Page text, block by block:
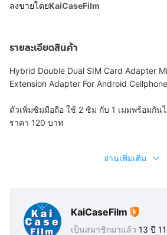
ลงขายโดยKaiCaseFilm
รายละเอียดสินค้า
Hybrid Double Dual SIM Card Adapter
Extension Adapter For Android Cellphone
ตัวเพิ่มซิมมือถือ ใช้ 2 ซิม กับ 1 เมมพร้อมกัน
ราคา 120 บาท
อ่านเพิ่มเติม
KaiCaseFilm
เป็นสมาชิกมาแล้ว 13 ปี